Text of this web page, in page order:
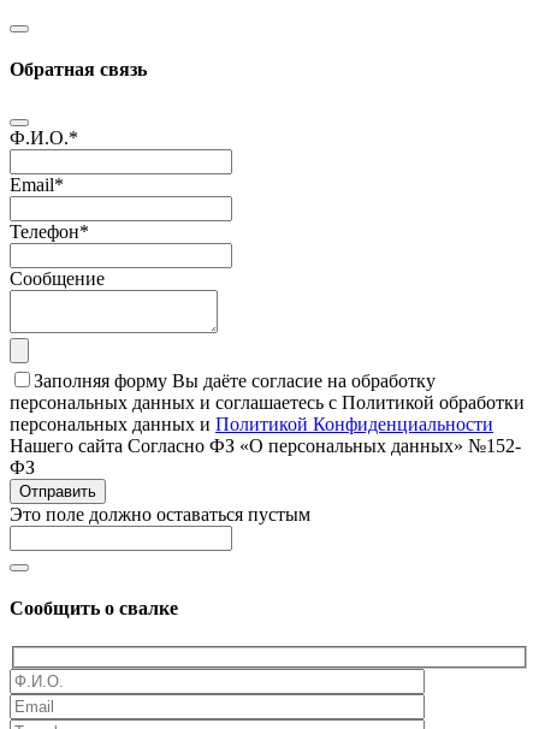
Обратная связь
Ф.И.О.*
Email*
Телефон*
Сообщение
Заполняя форму Вы даёте согласие на обработку
персональных данных и соглашаетесь с Политикой обработки
персональных данных и Политикой Конфиденциальности
Нашего сайта Согласно ФЗ «О персональных данных» №152-
ФЗ
Отправить
Это поле должно оставаться пустым
Сообщить о свалке